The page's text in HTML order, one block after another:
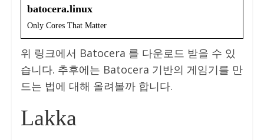
batocera.linux
Only Cores That Matter
위 링크에서 Batocera 를 다운로드 받을 수 있
습니다. 추후에는 Batocera 기반의 게임기를 만
드는 법에 대해 올려볼까 합니다.
Lakka